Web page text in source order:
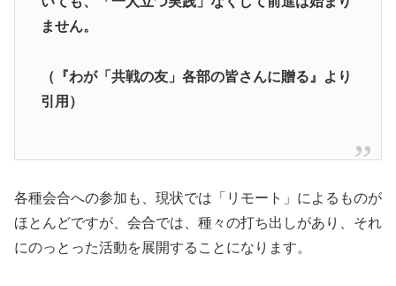
ません。
（『わが「共戦の友」各部の皆さんに贈る』より
引用）
各種会合への参加も、現状では「リモート」によるものが
ほとんどですが、会合では、種々の打ち出しがあり、それ
にのっとった活動を展開することになります。